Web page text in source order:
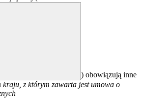
) obowiązują inne
kraju, z którym zawarta jest umowa o